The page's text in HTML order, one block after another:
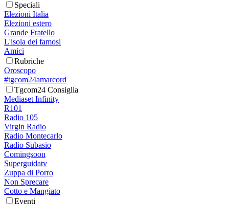
Speciali
Elezioni Italia
Elezioni estero
Grande Fratello
L'isola dei famosi
Amici
Rubriche
Oroscopo
#tgcom24amarcord
Tgcom24 Consiglia
Mediaset Infinity
R101
Radio 105
Virgin Radio
Radio Montecarlo
Radio Subasio
Comingsoon
Superguidatv
Zuppa di Porro
Non Sprecare
Cotto e Mangiato
Eventi